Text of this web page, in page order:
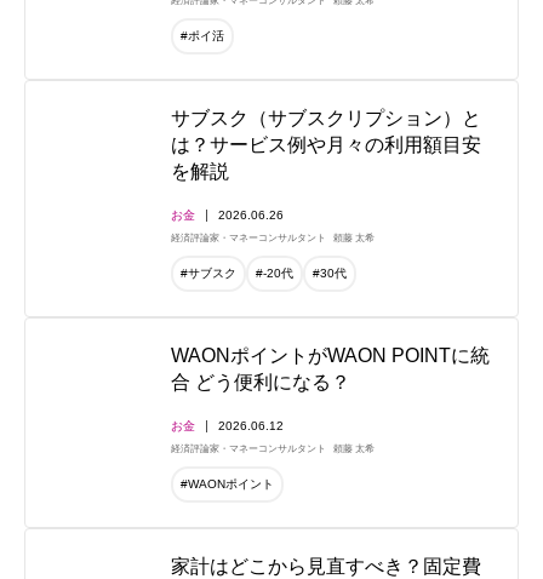
#ポイ活
サブスク（サブスクリプション）と
は？サービス例や月々の利用額目安
を解説
お金 2026.06.26
経済評論家・マネーコンサルタント 頼藤 太希
#サブスク #-20代 #30代
WAONポイントがWAON POINTに統
合 どう便利になる？
お金 2026.06.12
経済評論家・マネーコンサルタント 頼藤 太希
#WAONポイント
家計はどこから見直すべき？固定費